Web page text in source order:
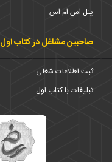
پنل اس ام اس
صاحبین مشاغل در کتاب اول
ثبت اطلاعات شغلی
تبلیغات با کتاب اول